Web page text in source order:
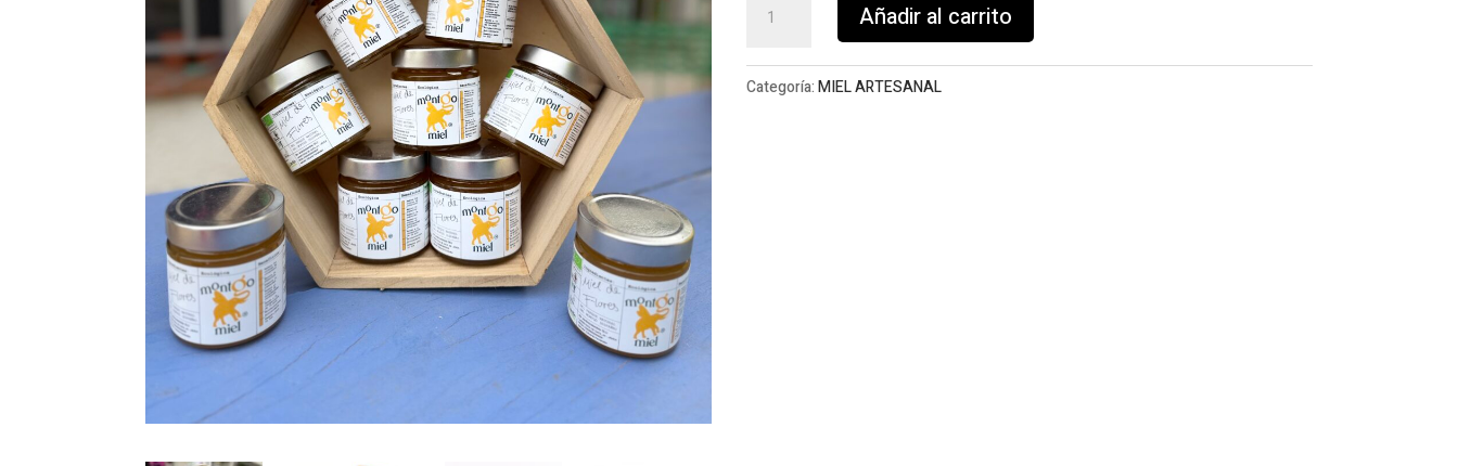
año
de
miel
Añadir al carrito
Categoría:MIEL ARTESANAL